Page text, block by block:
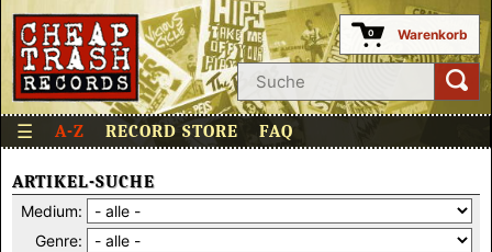
0 Warenkorb
☰ A-Z RECORD STORE FAQ
ARTIKEL-SUCHE
Medium:
Genre: